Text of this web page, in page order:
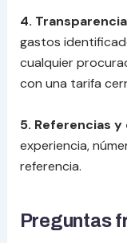
4.
gastos
cualquier
con una tarifa
5. Referencias
experiencia,
referencia.
Preguntas